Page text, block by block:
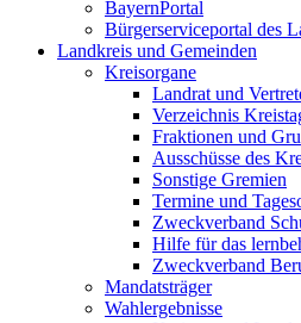
BayernPortal
Bürgerserviceportal des
Landkreis und Gemeinden
Kreisorgane
Landrat und
Verzeichnis
Fraktionen und
Ausschüsse des
Sonstige Gremien
Termine und
Zweckverband
Hilfe für das
Zweckverband
Mandatsträger
Wahlergebnisse